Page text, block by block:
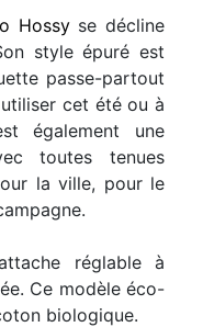
Hossyse décline
style épuré est
passe-partout
cet été ou à
également une
toutes tenues
la ville, pour le
réglable à
Ce modèle éco-
biologique.